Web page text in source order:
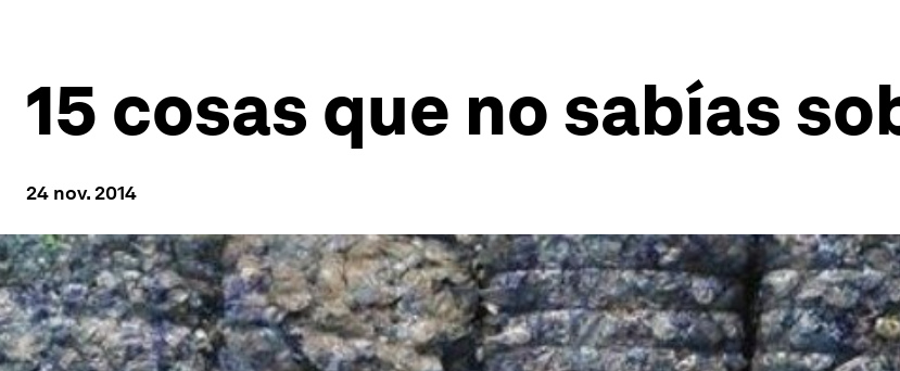
15 cosas que no sabías
24 nov. 2014